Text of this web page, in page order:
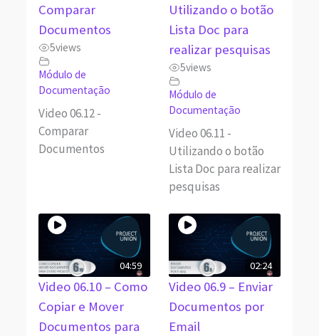
Comparar
Documentos
5views
Módulo de
Documentação
Video 06.12 -
Comparar
Documentos
Utilizando o botão
Lista Doc para
realizar pesquisas
5views
Módulo de
Documentação
Video 06.11 -
Utilizando o botão
Lista Doc para realizar
pesquisas
04:59
Video 06.10 – Como
Copiar e Mover
Documentos para
02:24
Video 06.9 – Enviar
Documentos por
Email